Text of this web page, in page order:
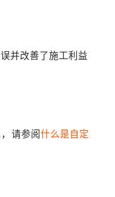
并改善了施工利益
请参阅 什么是自定